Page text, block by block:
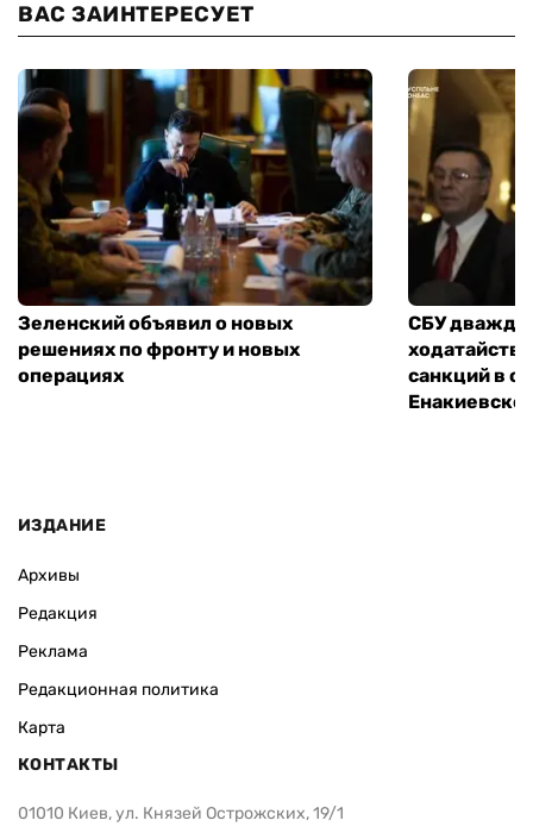
ВАС ЗАИНТЕРЕСУЕТ
Зеленский объявил о новых
решениях по фронту и новых
операциях
СБУ дважды
санкций в
ИЗДАНИЕ
Архивы
Редакция
Реклама
Редакционная политика
Карта
КОНТАКТЫ
01010 Киев, ул. Князей Острожских, 19/1